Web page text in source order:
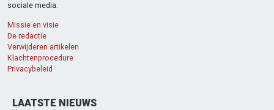
sociale media.
Missie en visie
De redactie
Verwijderen artikelen
Klachtenprocedure
Privacybeleid
LAATSTE NIEUWS